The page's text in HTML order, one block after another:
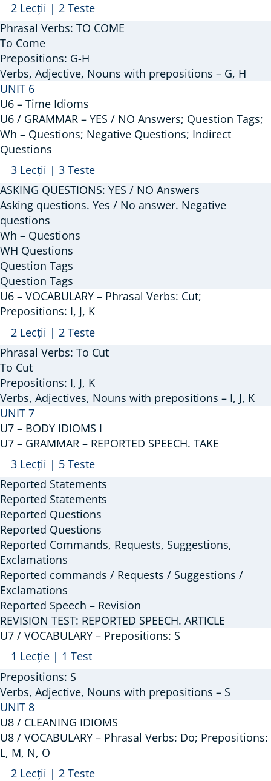
Arată
U5
/
VOCABULARY
–
Phrasal
Verbs:
Come;
Prepositions:
G,
2 Lecții | 2 Teste
Phrasal Verbs: TO COME
To Come
Prepositions: G-H
Verbs, Adjective, Nouns with prepositions – G, H
UNIT 6
U6 – Time Idioms
U6 / GRAMMAR – YES / NO Answers; Question Tags;
Wh – Questions; Negative Questions; Indirect
Questions
Arată
U6
/
GRAMMAR
–
YES
/
NO
Answers;
Question
Tags;
Wh
–
Questions;
Negative
Questions;
Indirect
Questions
3 Lecții | 3 Teste
ASKING QUESTIONS: YES / NO Answers
Asking questions. Yes / No answer. Negative
questions
Wh – Questions
WH Questions
Question Tags
Question Tags
U6 – VOCABULARY – Phrasal Verbs: Cut;
Prepositions: I, J, K
Arată
U6
–
VOCABULARY
–
Phrasal
Verbs:
Cut;
Prepositions:
I,
J,
K
2 Lecții | 2 Teste
Phrasal Verbs: To Cut
To Cut
Prepositions: I, J, K
Verbs, Adjectives, Nouns with prepositions – I, J, K
UNIT 7
U7 – BODY IDIOMS I
U7 – GRAMMAR – REPORTED SPEECH. TAKE
Arată
U7
–
GRAMMAR
–
REPORTED
SPEECH.
TAKE
3 Lecții | 5 Teste
Reported Statements
Reported Statements
Reported Questions
Reported Questions
Reported Commands, Requests, Suggestions,
Exclamations
Reported commands / Requests / Suggestions /
Exclamations
Reported Speech – Revision
REVISION TEST: REPORTED SPEECH. ARTICLE
U7 / VOCABULARY – Prepositions: S
Arată
U7
/
VOCABULARY
–
Prepositions:
S
1 Lecție | 1 Test
Prepositions: S
Verbs, Adjective, Nouns with prepositions – S
UNIT 8
U8 / CLEANING IDIOMS
U8 / VOCABULARY – Phrasal Verbs: Do; Prepositions:
L, M, N, O
Arată
U8
2 Lecții | 2 Teste